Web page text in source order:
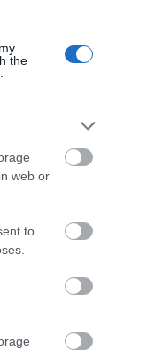
the
web or
to
ανάλυση για
Ραφήνας…
να
Άνδρου είναι
όμως
να φανεί.